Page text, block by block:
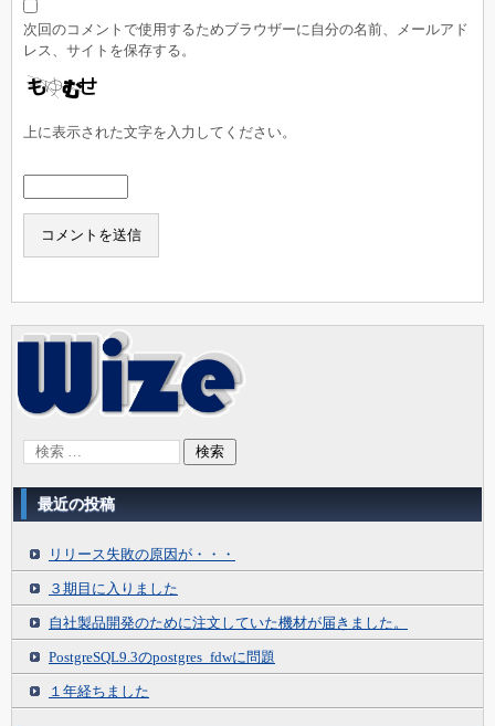
次回のコメントで使用するためブラウザーに自分の名前、メールアド
レス、サイトを保存する。
上に表示された文字を入力してください。
最近の投稿
リリース失敗の原因が・・・
３期目に入りました
自社製品開発のために注文していた機材が届きました。
PostgreSQL9.3のpostgres_fdwに問題
１年経ちました